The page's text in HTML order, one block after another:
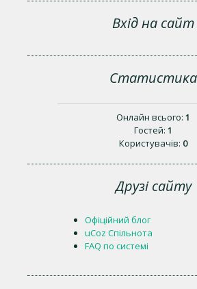
Вхід на сайт
Статистика
Онлайн всього: 1
Гостей: 1
Користувачів: 0
Друзі сайту
Офіційний блог
uCoz Спільнота
FAQ по системі